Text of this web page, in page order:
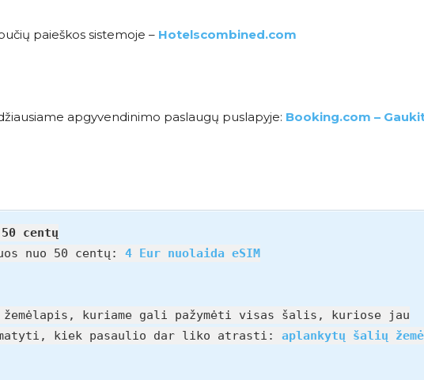
paieškos sistemoje – Hotelscombined.com
apgyvendinimo paslaugų puslapyje: Booking.com –
centų
nuo 50 centų: 4 Eur nuolaida eSIM
žemėlapis, kuriame gali pažymėti visas šalis, kuriose jau
kiek pasaulio dar liko atrasti: aplankytų šalių